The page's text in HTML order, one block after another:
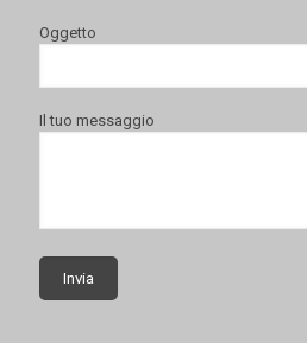
Oggetto
Il tuo messaggio